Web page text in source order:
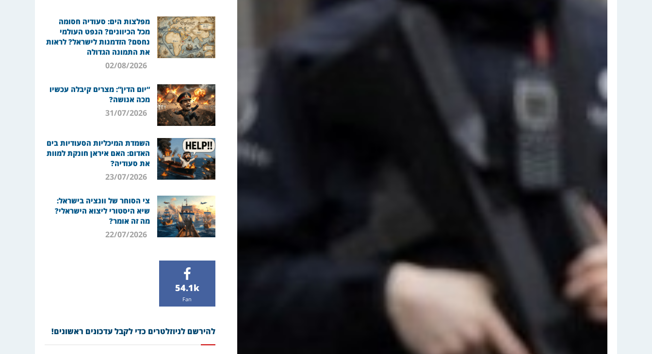
מפלצות הים: סעודיה חסומה
מכל הכיוונים? הנפט העולמי
נחסם? הזדמנות לישראל? לראות
את התמונה הגדולה
02/08/2026
“יום הדין”: מצרים קיבלה עכשיו
מכה אנושה?
31/07/2026
השמדת המיכליות הסעודיות בים
האדום: האם איראן חונקת למוות
את סעודיה?
23/07/2026
צי הסוחר של וונציה בישראל:
שיא היסטורי ליצוא הישראלי?
מה זה אומר?
22/07/2026
54.1k
Fan
להירשם לניוזלטרים כדי לקבל עדכונים ראשונים!